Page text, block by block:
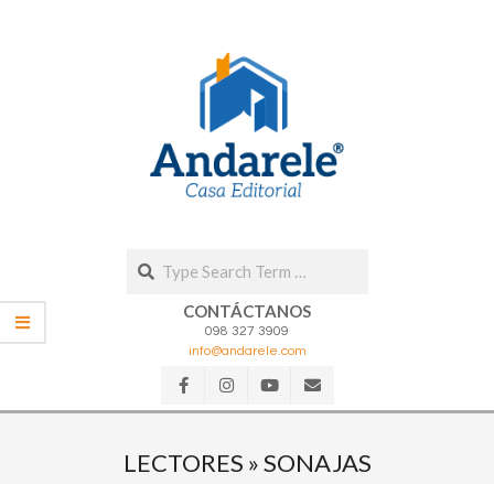
CONTÁCTANOS
098 327 3909
info@andarele.com
LECTORES »SONAJAS